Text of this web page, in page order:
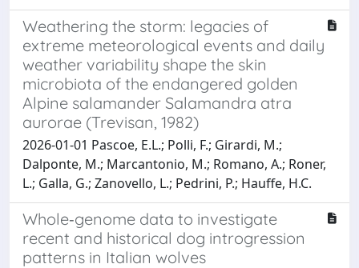
Weathering the storm: legacies of
extreme meteorological events and daily
weather variability shape the skin
microbiota of the endangered golden
Alpine salamander Salamandra atra
aurorae (Trevisan, 1982)
2026-01-01 Pascoe, E.L.; Polli, F.; Girardi, M.;
Dalponte, M.; Marcantonio, M.; Romano, A.; Roner,
L.; Galla, G.; Zanovello, L.; Pedrini, P.; Hauffe, H.C.
Whole‐genome data to investigate
recent and historical dog introgression
patterns in Italian wolves